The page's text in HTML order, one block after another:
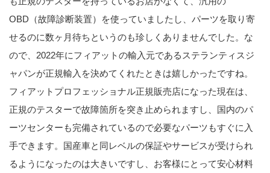
OBD（故障診断装置）を使っていましたし、パーツを取り寄
せるのに数ヶ月待ちというのも珍しくありませんでした。な
ので、2022年にフィアットの輸入元であるステランティスジ
ャパンが正規輸入を決めてくれたときは嬉しかったですね。
フィアットプロフェッショナル正規販売店になった現在は、
正規のテスターで故障箇所を突き止められますし、国内のパ
ーツセンターも完備されているので必要なパーツもすぐに入
手できます。国産車と同レベルの保証やサービスが受けられ
るようになったのは大きいですし、お客様にとって安心材料